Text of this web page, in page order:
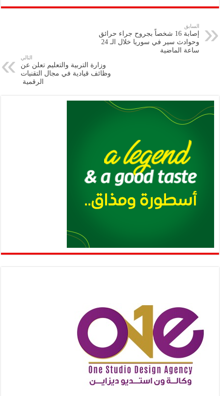
p
y
Li
n
eb
oo
k
tt
nt
at
A
p
gr
ai
ar
السابق
إصابة 16 شخصاً بجروح جراء حرائق
وحوادث سير في سوريا خلال الـ 24
ساعة ‏الماضية
التالي
وزارة التربية والتعليم تعلن عن
وظائف قيادية في مجال التقنيات
الرقمية ‏